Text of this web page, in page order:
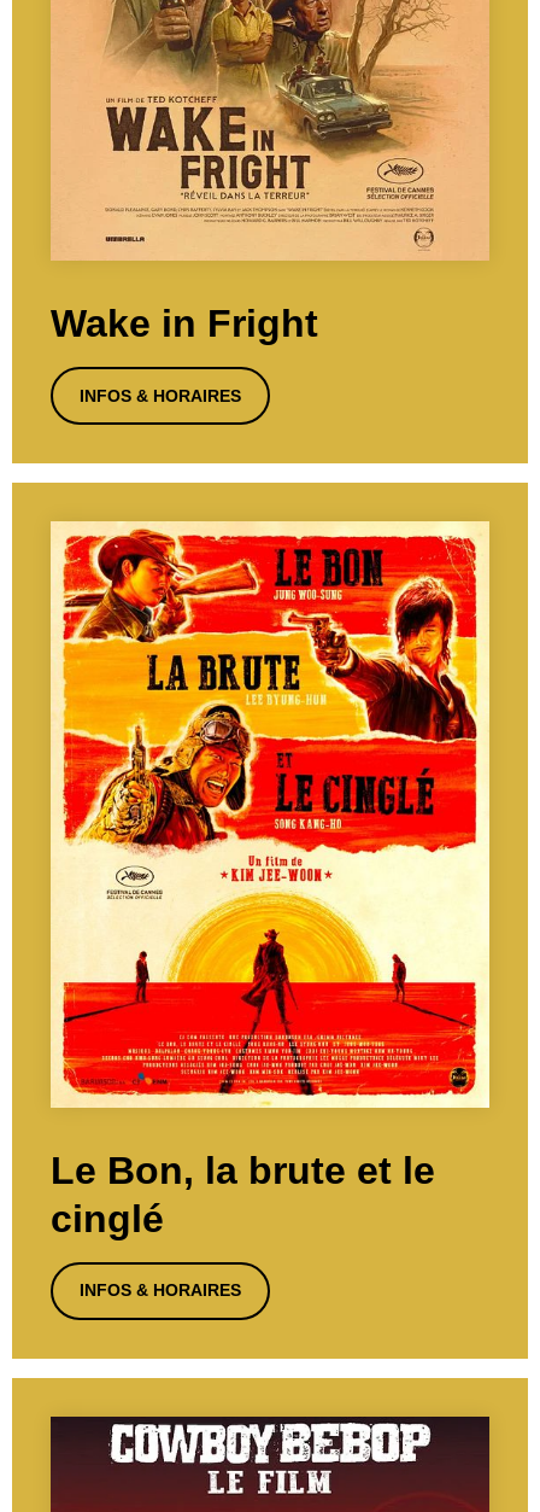
Wake in Fright
INFOS & HORAIRES
Le Bon, la brute et le
cinglé
INFOS & HORAIRES